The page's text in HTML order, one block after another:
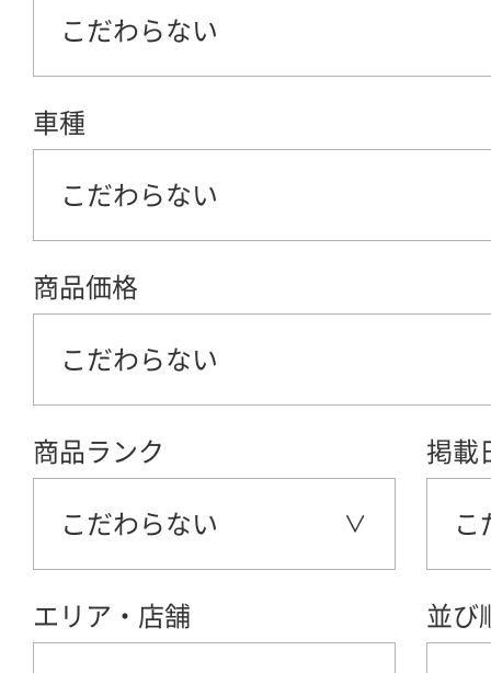
こだわらない
車種
こだわらない
商品価格
こだわらない
商品ランク
こだわらない
掲載
こ
エリア・店舗 並び